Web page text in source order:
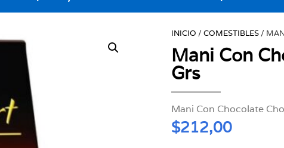
INICIO /COMESTIBLES/
Mani Con
Grs
Mani Con Chocolate
$212,00